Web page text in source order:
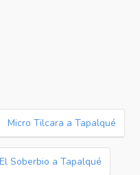
Micro Tilcara a Tapalqué
Soberbio a Tapalqué